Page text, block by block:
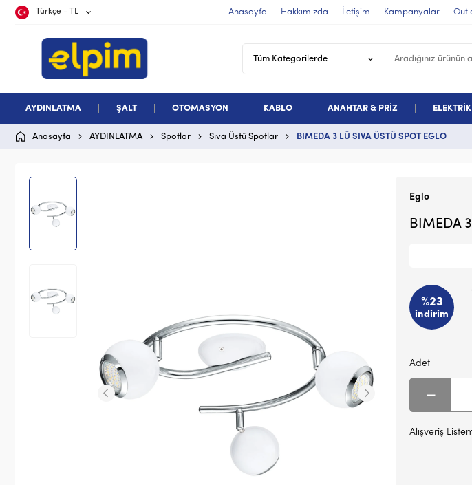
Türkçe - TL Anasayfa Hakkımızda İletişim Kampanyalar
AYDINLATMA ŞALT OTOMASYON KABLO ANAHTAR & PRİZ
Anasayfa AYDINLATMA Spotlar Sıva Üstü Spotlar BIMEDA 3 LÜ SIVA ÜSTÜ SPOT EGLO
Eglo
BIMEDA
%23
indirim
Adet
Alışveriş